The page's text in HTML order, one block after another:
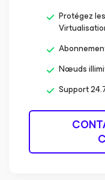
Protégez
Nœuds
Support